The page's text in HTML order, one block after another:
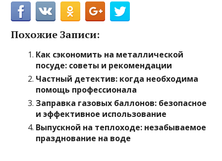
Похожие Записи:
Как сэкономить на металлической
посуде: советы и рекомендации
Частный детектив: когда необходима
помощь профессионала
Заправка газовых баллонов: безопасное
и эффективное использование
Выпускной на теплоходе: незабываемое
празднование на воде